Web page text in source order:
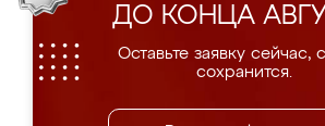
ДО КОНЦА
Оставьте заявку сейчас,
сохранится.